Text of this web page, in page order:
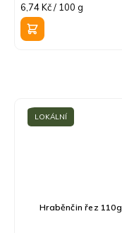
Měrná
cena:
6,74 Kč / 100 g
LOKÁLNÍ
Hraběnčin řez 110g